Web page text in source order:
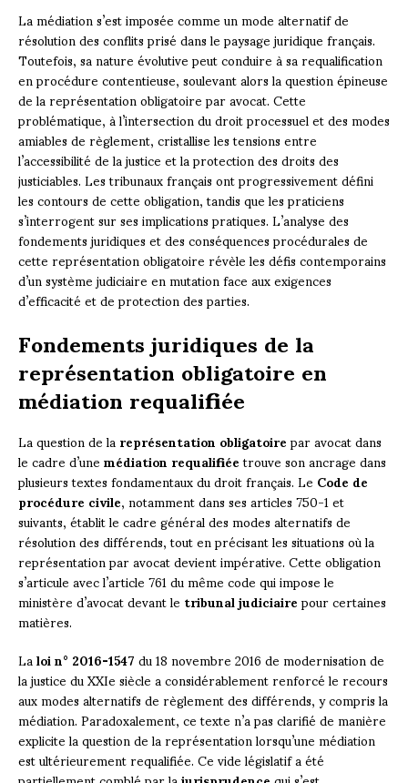
La médiation s’est imposée comme un mode alternatif de
résolution des conflits prisé dans le paysage juridique français.
Toutefois, sa nature évolutive peut conduire à sa requalification
en procédure contentieuse, soulevant alors la question épineuse
de la représentation obligatoire par avocat. Cette
problématique, à l’intersection du droit processuel et des modes
amiables de règlement, cristallise les tensions entre
l’accessibilité de la justice et la protection des droits des
justiciables. Les tribunaux français ont progressivement défini
les contours de cette obligation, tandis que les praticiens
s’interrogent sur ses implications pratiques. L’analyse des
fondements juridiques et des conséquences procédurales de
cette représentation obligatoire révèle les défis contemporains
d’un système judiciaire en mutation face aux exigences
d’efficacité et de protection des parties.
Fondements juridiques de la
représentation obligatoire en
médiation requalifiée
La question de lareprésentation obligatoirepar avocat dans
le cadre d’unemédiation requalifiéetrouve son ancrage dans
plusieurs textes fondamentaux du droit français. LeCode de
procédure civile, notamment dans ses articles 750-1 et
suivants, établit le cadre général des modes alternatifs de
résolution des différends, tout en précisant les situations où la
représentation par avocat devient impérative. Cette obligation
s’articule avec l’article 761 du même code qui impose le
ministère d’avocat devant letribunal judiciairepour certaines
matières.
Laloi n° 2016-1547du 18 novembre 2016 de modernisation de
la justice du XXIe siècle a considérablement renforcé le recours
aux modes alternatifs de règlement des différends, y compris la
médiation. Paradoxalement, ce texte n’a pas clarifié de manière
explicite la question de la représentation lorsqu’une médiation
est ultérieurement requalifiée. Ce vide législatif a été